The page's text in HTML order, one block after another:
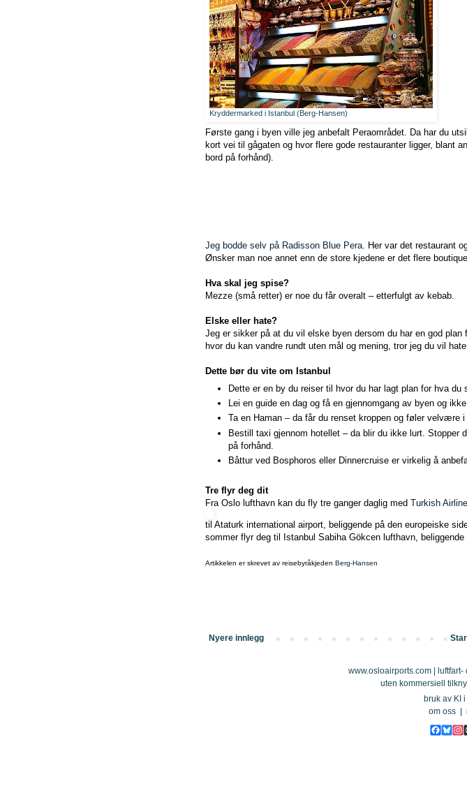
Kryddermarked i Istanbul (Berg-Hansen)
Første gang i byen ville jeg anbefalt Peraområdet. Da har du
kort vei til gågaten og hvor flere gode restauranter ligger, blant
bord på forhånd).
Jeg bodde selv på Radisson Blue Pera. Her var det restaurant
Ønsker man noe annet enn de store kjedene er det flere
Hva skal jeg spise?
Mezze (små retter) er noe du får overalt – etterfulgt av kebab.
Elske eller hate?
Jeg er sikker på at du vil elske byen dersom du har en god
hvor du kan vandre rundt uten mål og mening, tror jeg du vil
Dette bør du vite om Istanbul
Dette er en by du reiser til hvor du har lagt plan for hva
Lei en guide en dag og få en gjennomgang av byen og
Ta en Haman – da får du renset kroppen og føler velvære i
Bestill taxi gjennom hotellet – da blir du ikke lurt.
på forhånd.
Båttur ved Bosphoros eller Dinnercruise er virkelig å
Tre flyr deg dit
Fra Oslo lufthavn kan du fly tre ganger daglig med Turkish
til Ataturk international airport, beliggende på den europeiske
sommer flyr deg til Istanbul Sabiha Gökcen lufthavn,
Artikkelen er skrevet av reisebyråkjeden Berg-Hansen
Nyere innlegg
www.osloairports.com |
uten kommersiell
bruk av KI
om oss|